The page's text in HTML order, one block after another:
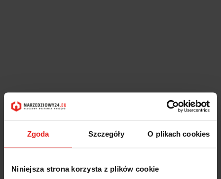
Zgoda Szczegóły O plikach cookies
Niniejsza strona korzysta z plików cookie